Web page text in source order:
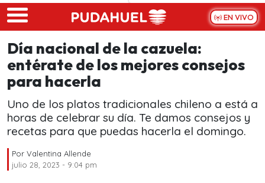
Skip to main content
EN VIVO
Día nacional de la cazuela:
entérate de los mejores consejos
para hacerla
Uno de los platos tradicionales chileno a está a
horas de celebrar su día. Te damos consejos y
recetas para que puedas hacerla el domingo.
Por Valentina Allende
julio 28, 2023 - 9:04 pm